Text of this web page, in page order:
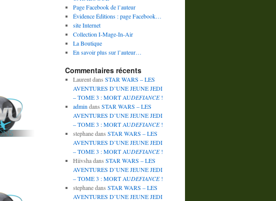
Page Facebook de l’auteur
Évidence Éditions : page Facebook…
site Internet
Collection I-Mage-In-Air
La Boutique
En savoir plus sur l’auteur…
Commentaires récents
Laurentdans STAR WARS – LES
AVENTURES D’UNE JEUNE JEDI
– TOME 3 : MORT AUDEFIANCE!
admin dans STAR WARS – LES
AVENTURES D’UNE JEUNE JEDI
– TOME 3 : MORT AUDEFIANCE!
stephanedans STAR WARS – LES
AVENTURES D’UNE JEUNE JEDI
– TOME 3 : MORT AUDEFIANCE!
Hiivshadans STAR WARS – LES
AVENTURES D’UNE JEUNE JEDI
– TOME 3 : MORT AUDEFIANCE!
stephanedans STAR WARS – LES
AVENTURES D’UNE JEUNE JEDI